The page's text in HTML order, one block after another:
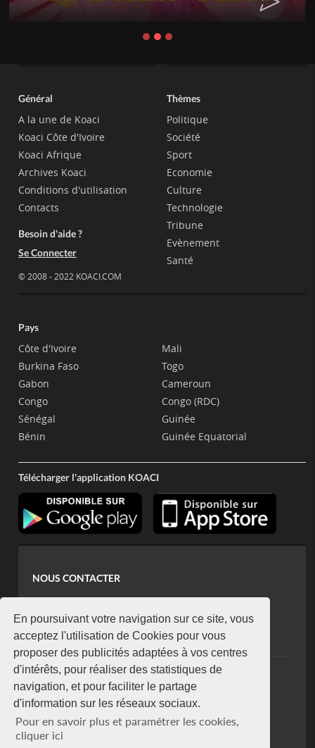
En poursuivant votre navigation sur ce site, vous
acceptez l'utilisation de Cookies pour vous
proposer des publicités adaptées à vos centres
d'intérêts, pour réaliser des statistiques de
navigation, et pour faciliter le partage
d'information sur les réseaux sociaux.
Pour en savoir plus et paramétrer les cookies,
cliquer ici
Général
A la une de Koaci
Koaci Côte d'Ivoire
Koaci Afrique
Archives Koaci
Conditions d'utilisation
Contacts
Besoin d'aide ?
Se Connecter
© 2008 - 2022 KOACI.COM
Thèmes
Politique
Société
Sport
Economie
Culture
Technologie
Tribune
Evènement
Santé
Pays
Côte d'Ivoire
Burkina Faso
Gabon
Congo
Sénégal
Bénin
Mali
Togo
Cameroun
Congo (RDC)
Guinée
Guinée Equatorial
Télécharger l'application KOACI
NOUS CONTACTER
koaci@yahoo.fr
+225 07 08 85 52 93
NEWSLETTER
Restez connecté via notre newsletter
S'abonner
Se désabonner